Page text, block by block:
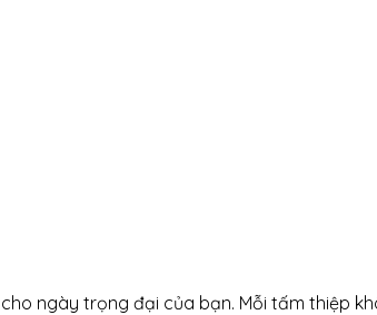
ngày trọng đại của bạn. Mỗi tấm thiệp